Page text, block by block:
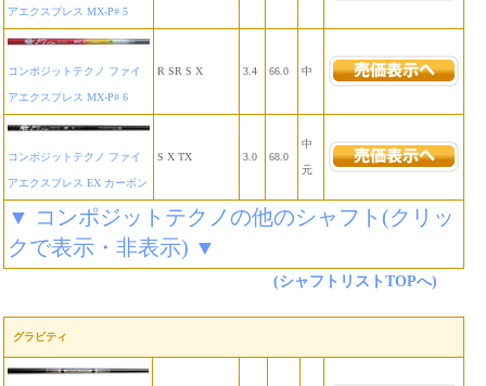
アエクスプレス MX-P# 5
コンポジットテクノ ファイ
アエクスプレス MX-P# 6
R SR S X 3.4 66.0 中
コンポジットテクノ ファイ
アエクスプレス EX カーボン
S X TX 3.0 68.0
中
元
▼ コンポジットテクノの他のシャフト(クリッ
クで表示・非表示) ▼
(シャフトリストTOPへ)
グラビティ